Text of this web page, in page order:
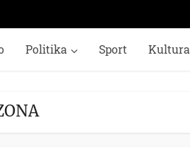
Politika Sport Kultura